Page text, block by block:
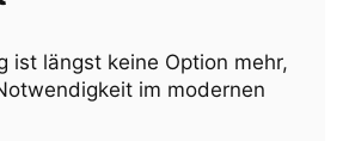
ist längst keine Option mehr,
im modernen